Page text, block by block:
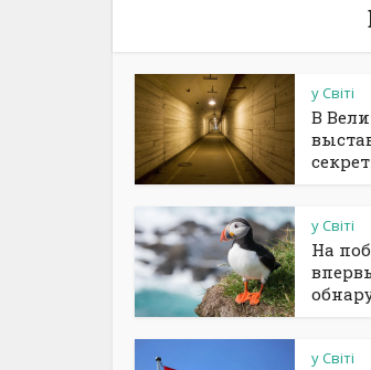
у Світі
В
у Світі
На
у Світі